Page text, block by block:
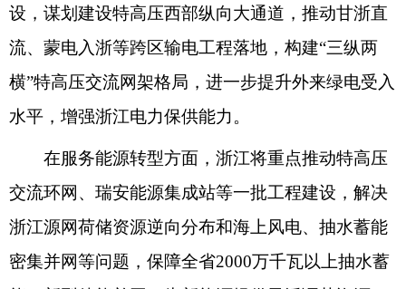
设，谋划建设特高压西部纵向大通道，推动甘浙直
流、蒙电入浙等跨区输电工程落地，构建“三纵两
横”特高压交流网架格局，进一步提升外来绿电受入
水平，增强浙江电力保供能力。
在服务能源转型方面，浙江将重点推动特高压
交流环网、瑞安能源集成站等一批工程建设，解决
浙江源网荷储资源逆向分布和海上风电、抽水蓄能
密集并网等问题，保障全省2000万千瓦以上抽水蓄